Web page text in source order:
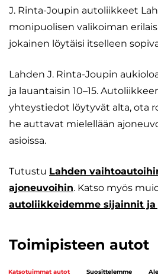
J. Rinta-Joupin autoliikkeet
monipuolisen valikoiman
jokainen löytäisi itselleen
Lahden J. Rinta-Joupin
ja lauantaisin 10–15.
yhteystiedot löytyvät alta, ota
he auttavat mielellään
asioissa.
Tutustu Lahden
ajoneuvoihin. Katso myös
autoliikkeidemme sijainnit
Toimipisteen autot
Katsotuimmat autot Suosittelemme